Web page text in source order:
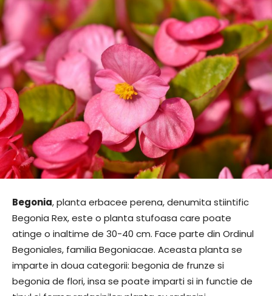
Begonia, planta erbacee perena, denumita stiintific
Begonia Rex, este o planta stufoasa care poate
atinge o inaltime de 30-40 cm. Face parte din Ordinul
Begoniales, familia Begoniacae. Aceasta planta se
imparte in doua categorii: begonia de frunze si
begonia de flori, insa se poate imparti si in functie de